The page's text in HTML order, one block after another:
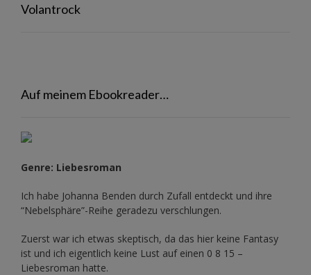
Volantrock
Auf meinem Ebookreader…
Genre: Liebesroman
Ich habe Johanna Benden durch Zufall entdeckt und ihre
“Nebelsphäre”-Reihe geradezu verschlungen.
Zuerst war ich etwas skeptisch, da das hier keine Fantasy
ist und ich eigentlich keine Lust auf einen 0 8 15 –
Liebesroman hatte.